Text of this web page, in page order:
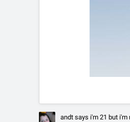
andt says i'm 21 but